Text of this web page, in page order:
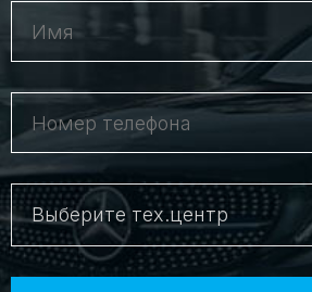
Выберите тех.центр